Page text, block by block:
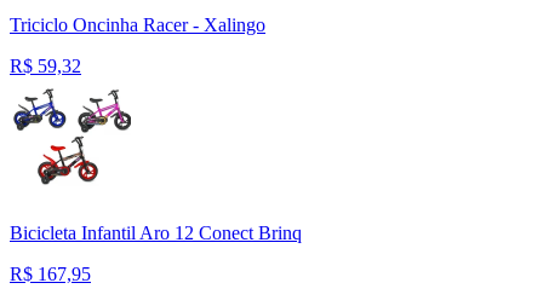
Triciclo Oncinha Racer - Xalingo
R$ 59,32
Bicicleta Infantil Aro 12 Conect Brinq
R$ 167,95